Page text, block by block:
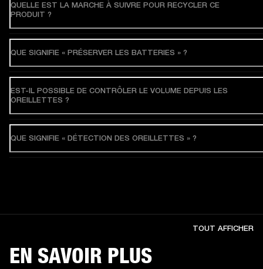
QUELLE EST LA MARCHE À SUIVRE POUR RECYCLER CE
PRODUIT ?
QUE SIGNIFIE « PRÉSERVER LES BATTERIES » ?
EST-IL POSSIBLE DE CONTRÔLER LE VOLUME DEPUIS LES
OREILLETTES ?
QUE SIGNIFIE « DÉTECTION DES OREILLETTES » ?
EN SAVOIR PLUS
TOUT AFFICHER